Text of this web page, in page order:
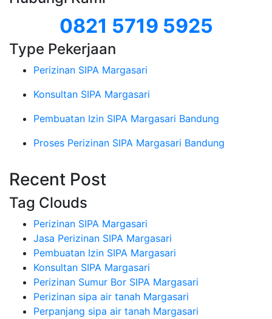
0821 5719 5925
Type Pekerjaan
Perizinan SIPA Margasari
Konsultan SIPA Margasari
Pembuatan Izin SIPA Margasari Bandung
Proses Perizinan SIPA Margasari Bandung
Recent Post
Tag Clouds
Perizinan SIPA Margasari
Jasa Perizinan SIPA Margasari
Pembuatan Izin SIPA Margasari
Konsultan SIPA Margasari
Perizinan Sumur Bor SIPA Margasari
Perizinan sipa air tanah Margasari
Perpanjang sipa air tanah Margasari